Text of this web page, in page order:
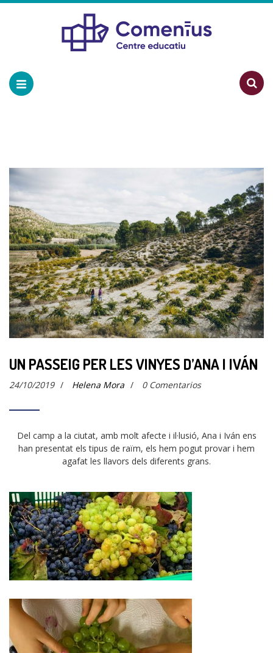
UN PASSEIG PER LES VINYES D’ANA I IVÁN
24/10/2019 / Helena Mora / 0 Comentarios
Del camp a la ciutat, amb molt afecte i il·lusió, Ana i Iván ens
han presentat els tipus de raïm, els hem pogut provar i hem
agafat les llavors dels diferents grans.